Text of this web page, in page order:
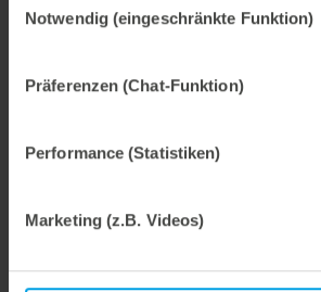
Notwendig (eingeschränkte Funktion)
Präferenzen (Chat-Funktion)
Performance (Statistiken)
Marketing (z.B. Videos)
28. Juli 2026
27. Juli 2026